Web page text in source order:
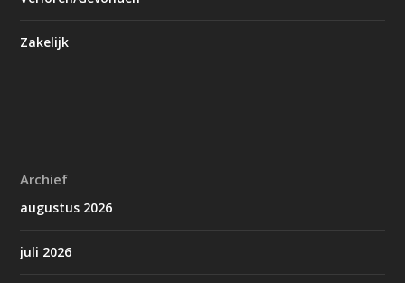
Zakelijk
Archief
augustus 2026
juli 2026